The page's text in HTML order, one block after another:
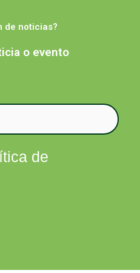
FacebookTwitter
de noticias?
o evento
de